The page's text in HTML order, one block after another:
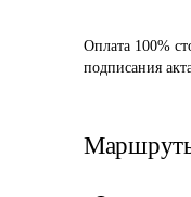
Оплата 100%
подписания